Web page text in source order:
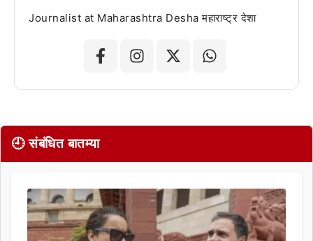
Journalist at Maharashtra Desha महाराष्ट्र देशा
🕘 संबंधित बातम्या